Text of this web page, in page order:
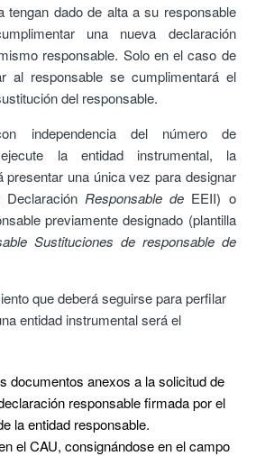
tengan dado de alta a su responsable
una nueva declaración
responsable. Solo en el caso de
al responsable se cumplimentará el
del responsable.
independencia del número de
la entidad instrumental, la
presentar una única vez para designar
DeclaraciónResponsable de EEII) o
previamente designado (plantilla
Sustituciones de responsable de
que deberá seguirse para perfilar
entidad instrumental será el
documentos anexos a la solicitud de
responsable firmada por el
la entidad responsable.
el CAU, consignándose en el campo